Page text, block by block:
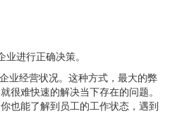
进行正确决策。
业经营状况。这种方式，最大的弊
很难快速的解决当下存在的问题。
也能了解到员工的工作状态，遇到